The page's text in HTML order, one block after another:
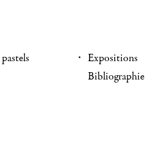
Expositions
Bibliographie